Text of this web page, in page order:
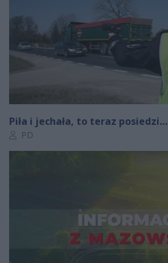
Piła i jechała, to teraz posiedzi…
Autor artykułu:
PD